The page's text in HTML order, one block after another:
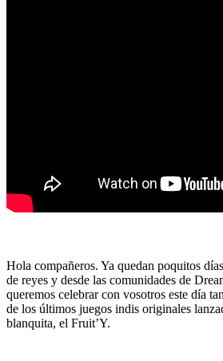
Hola compañeros. Ya quedan poquitos
de reyes y desde las comunidades de
queremos celebrar con vosotros este día
de los últimos juegos indis originales
blanquita, el Fruit’Y.